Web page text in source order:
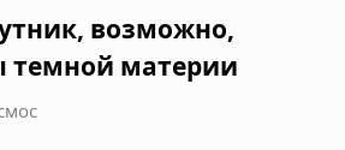
возможно,
темной материи